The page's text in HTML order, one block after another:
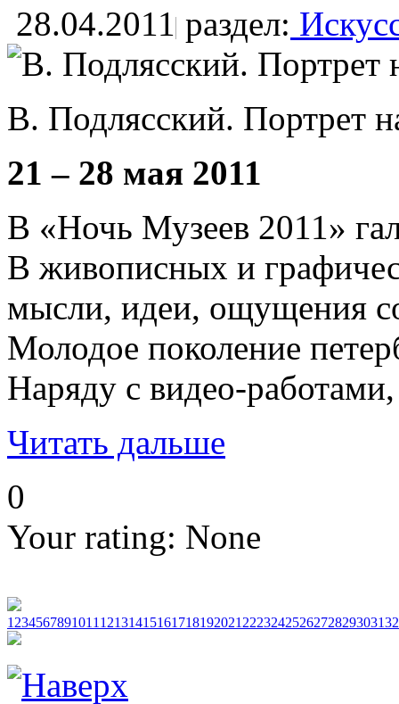
28.04.2011 раздел:
В. Подлясский. Портрет
21 – 28 мая 2011
В «Ночь Музеев 2011»
В живописных и
мысли, идеи, ощущения
Молодое поколение
Наряду с видео-
Читать дальше
0
Your rating: None
1234567891011121314151617181920212223242526272829303132